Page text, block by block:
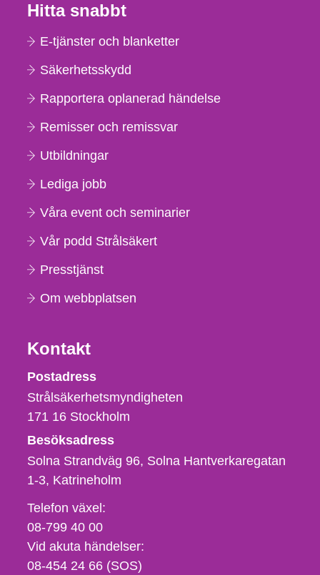
Hitta snabbt
E-tjänster och blanketter
Säkerhetsskydd
Rapportera oplanerad händelse
Remisser och remissvar
Utbildningar
Lediga jobb
Våra event och seminarier
Vår podd Strålsäkert
Presstjänst
Om webbplatsen
Kontakt
Strålsäkerhetsmyndigheten
Postadress
Strålsäkerhetsmyndigheten
171 16 Stockholm
Besöksadress
Solna Strandväg 96, Solna Hantverkaregatan
1-3 Katrineholm
Telefon,
fax
och
e-
Telefon växel:
08-799 40 00
Vid akuta händelser:
08-454 24 66 (SOS)